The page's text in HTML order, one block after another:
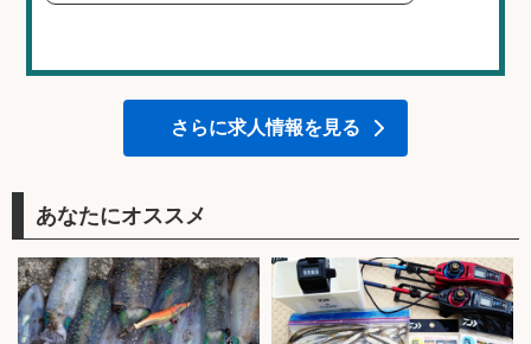
さらに求人情報を見る
あなたにオススメ